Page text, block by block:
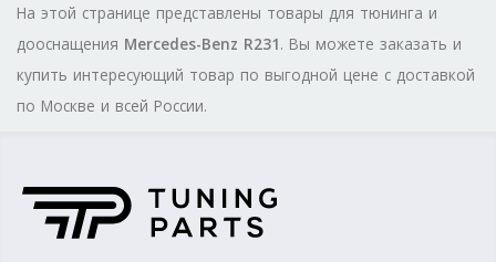
На этой странице представлены товары для тюнинга и
дооснащения Mercedes-Benz R231. Вы можете заказать и
купить интересующий товар по выгодной цене с доставкой
по Москве и всей России.